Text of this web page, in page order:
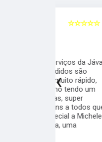
Sou
muito
Todos
deixar o
vale à
‹